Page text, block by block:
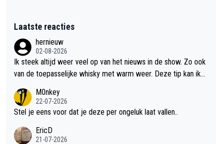
Laatste reacties
hernieuw
02-08-2026
Ik steek altijd weer veel op van het nieuws in de show. Zo ook
van de toepasselijke whisky met warm weer. Deze tip kan ik
M0nkey
22-07-2026
Stel je eens voor dat je deze per ongeluk laat vallen..
EricD
21-07-2026